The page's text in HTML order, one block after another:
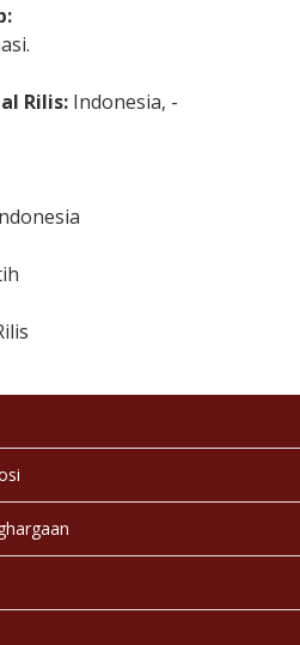
Rilis: Indonesia, -